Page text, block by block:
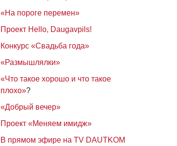
«На пороге перемен»
Проект Hello, Daugavpils!
Конкурс «Свадьба года»
«Размышлялки»
«Что такое хорошо и что такое
плохо»?
«Добрый вечер»
Проект «Меняем имидж»
В прямом эфире на TV DAUTKOM